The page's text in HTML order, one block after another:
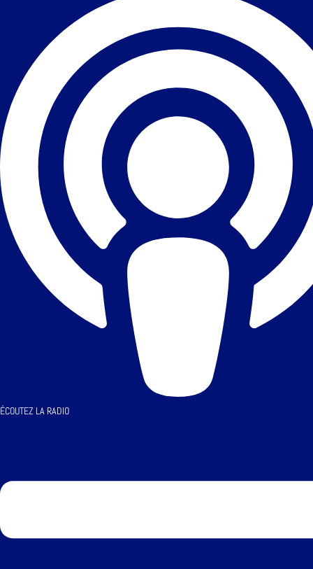
ÉCOUTEZ LA RADIO